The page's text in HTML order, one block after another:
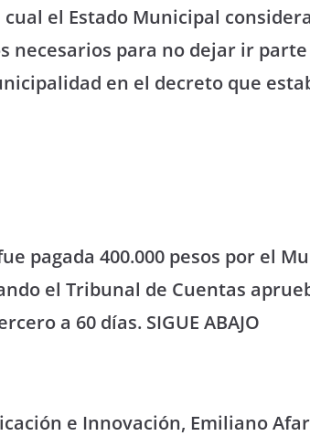
el Estado Municipal
necesarios para no dejar ir
en el decreto que
pagada 400.000 pesos por el
el Tribunal de Cuentas
a 60 días. SIGUE ABAJO
e Innovación, Emiliano